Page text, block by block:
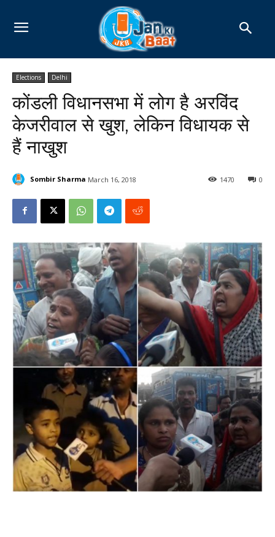
Elections Delhi
कोंडली विधानसभा में लोग है अरविंद
केजरीवाल से खुश, लेकिन विधायक से
हैं नाखुश
Sombir Sharma March 16, 2018 0
1470